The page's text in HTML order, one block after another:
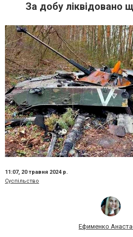
За добу ліквідовано
11:07, 20 травня 2024 р.
Суспільство
Ефименко